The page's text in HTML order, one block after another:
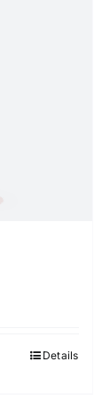
Details